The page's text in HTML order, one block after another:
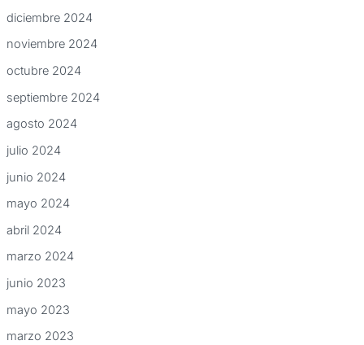
diciembre 2024
noviembre 2024
octubre 2024
septiembre 2024
agosto 2024
julio 2024
junio 2024
mayo 2024
abril 2024
marzo 2024
junio 2023
mayo 2023
marzo 2023